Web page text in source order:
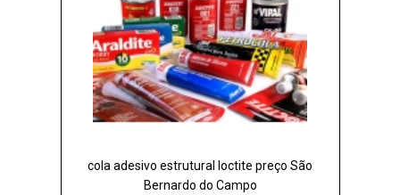
cola adesivo estrutural loctite preço São
Bernardo do Campo